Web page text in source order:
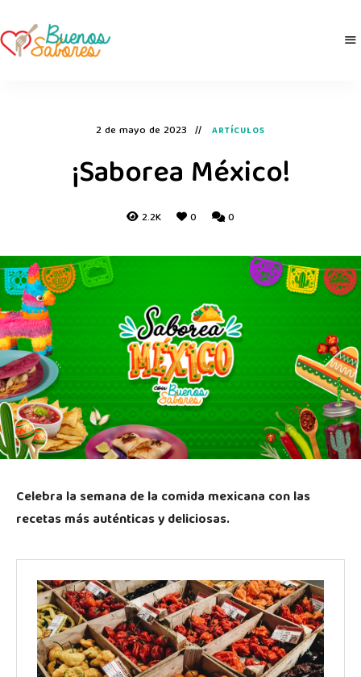
2 de mayo de 2023 ARTÍCULOS
¡Saborea México!
2.2K 0 0
Celebra la semana de la comida mexicana con las
recetas más auténticas y deliciosas.